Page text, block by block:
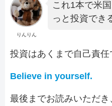
りんりん
これ1本で米
っと投資でき
投資はあくまで自己責任
Believe in yourself.
最後までお読みいただ